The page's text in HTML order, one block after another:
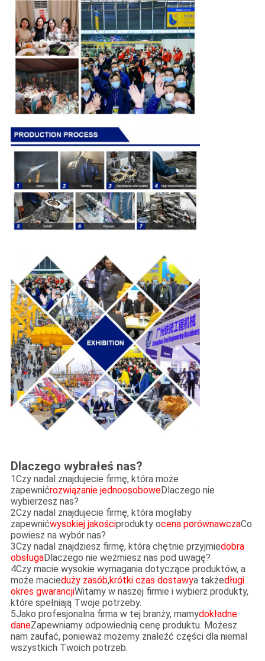
Dlaczego wybrałeś nas?
1Czy nadal znajdujecie firmę, która może
zapewnićrozwiązanie jednoosoboweDlaczego nie
wybierzesz nas?
2Czy nadal znajdujecie firmę, która mogłaby
zapewnićwysokiej jakościprodukty ocena porównawczaCo
powiesz na wybór nas?
3Czy nadal znajdziesz firmę, która chętnie przyjmiedobra
obsługaDlaczego nie weźmiesz nas pod uwagę?
4Czy macie wysokie wymagania dotyczące produktów, a
może macieduży zasób,krótki czas dostawya takżedługi
okres gwarancjiWitamy w naszej firmie i wybierz produkty,
które spełniają Twoje potrzeby.
5Jako profesjonalna firma w tej branży, mamydokładne
daneZapewniamy odpowiednią cenę produktu. Możesz
nam zaufać, ponieważ możemy znaleźć części dla niemal
wszystkich Twoich potrzeb.